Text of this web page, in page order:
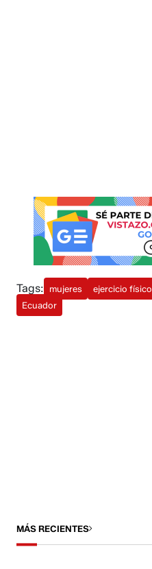
Tags: mujeres ejercicio físico
Ecuador
MÁS RECIENTES